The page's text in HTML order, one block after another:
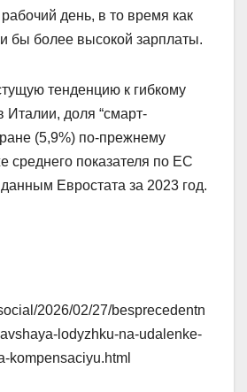
день, в то время как
бы более высокой зарплаты.
тенденцию к гибкому
доля “смарт-
(5,9%) по-прежнему
среднего показателя по ЕС
Евростата за 2023 год.
2026/02/27/besprecedentn
lodyzhku-na-udalenke-
kompensaciyu.html